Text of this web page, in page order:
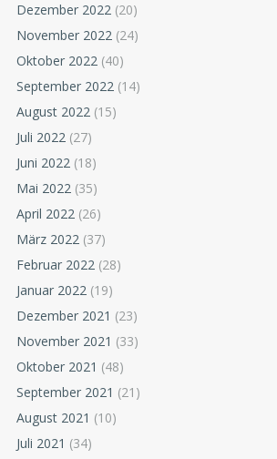
Dezember 2022 (20)
November 2022 (24)
Oktober 2022 (40)
September 2022 (14)
August 2022 (15)
Juli 2022 (27)
Juni 2022 (18)
Mai 2022 (35)
April 2022 (26)
März 2022 (37)
Februar 2022 (28)
Januar 2022 (19)
Dezember 2021 (23)
November 2021 (33)
Oktober 2021 (48)
September 2021 (21)
August 2021 (10)
Juli 2021 (34)